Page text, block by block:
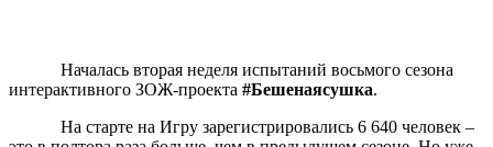
Началась вторая неделя испытаний восьмого сезона
интерактивного ЗОЖ-проекта #Бешенаясушка.
На старте на Игру зарегистрировались6 640человек –